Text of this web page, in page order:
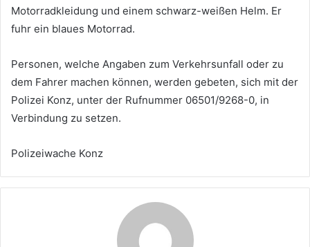
Motorradkleidung und einem schwarz-weißen Helm. Er
fuhr ein blaues Motorrad.
Personen, welche Angaben zum Verkehrsunfall oder zu
dem Fahrer machen können, werden gebeten, sich mit der
Polizei Konz, unter der Rufnummer 06501/9268-0, in
Verbindung zu setzen.
Polizeiwache Konz